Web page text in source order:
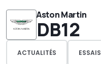
Aston Martin
DB12
ACTUALITÉS ESSAIS